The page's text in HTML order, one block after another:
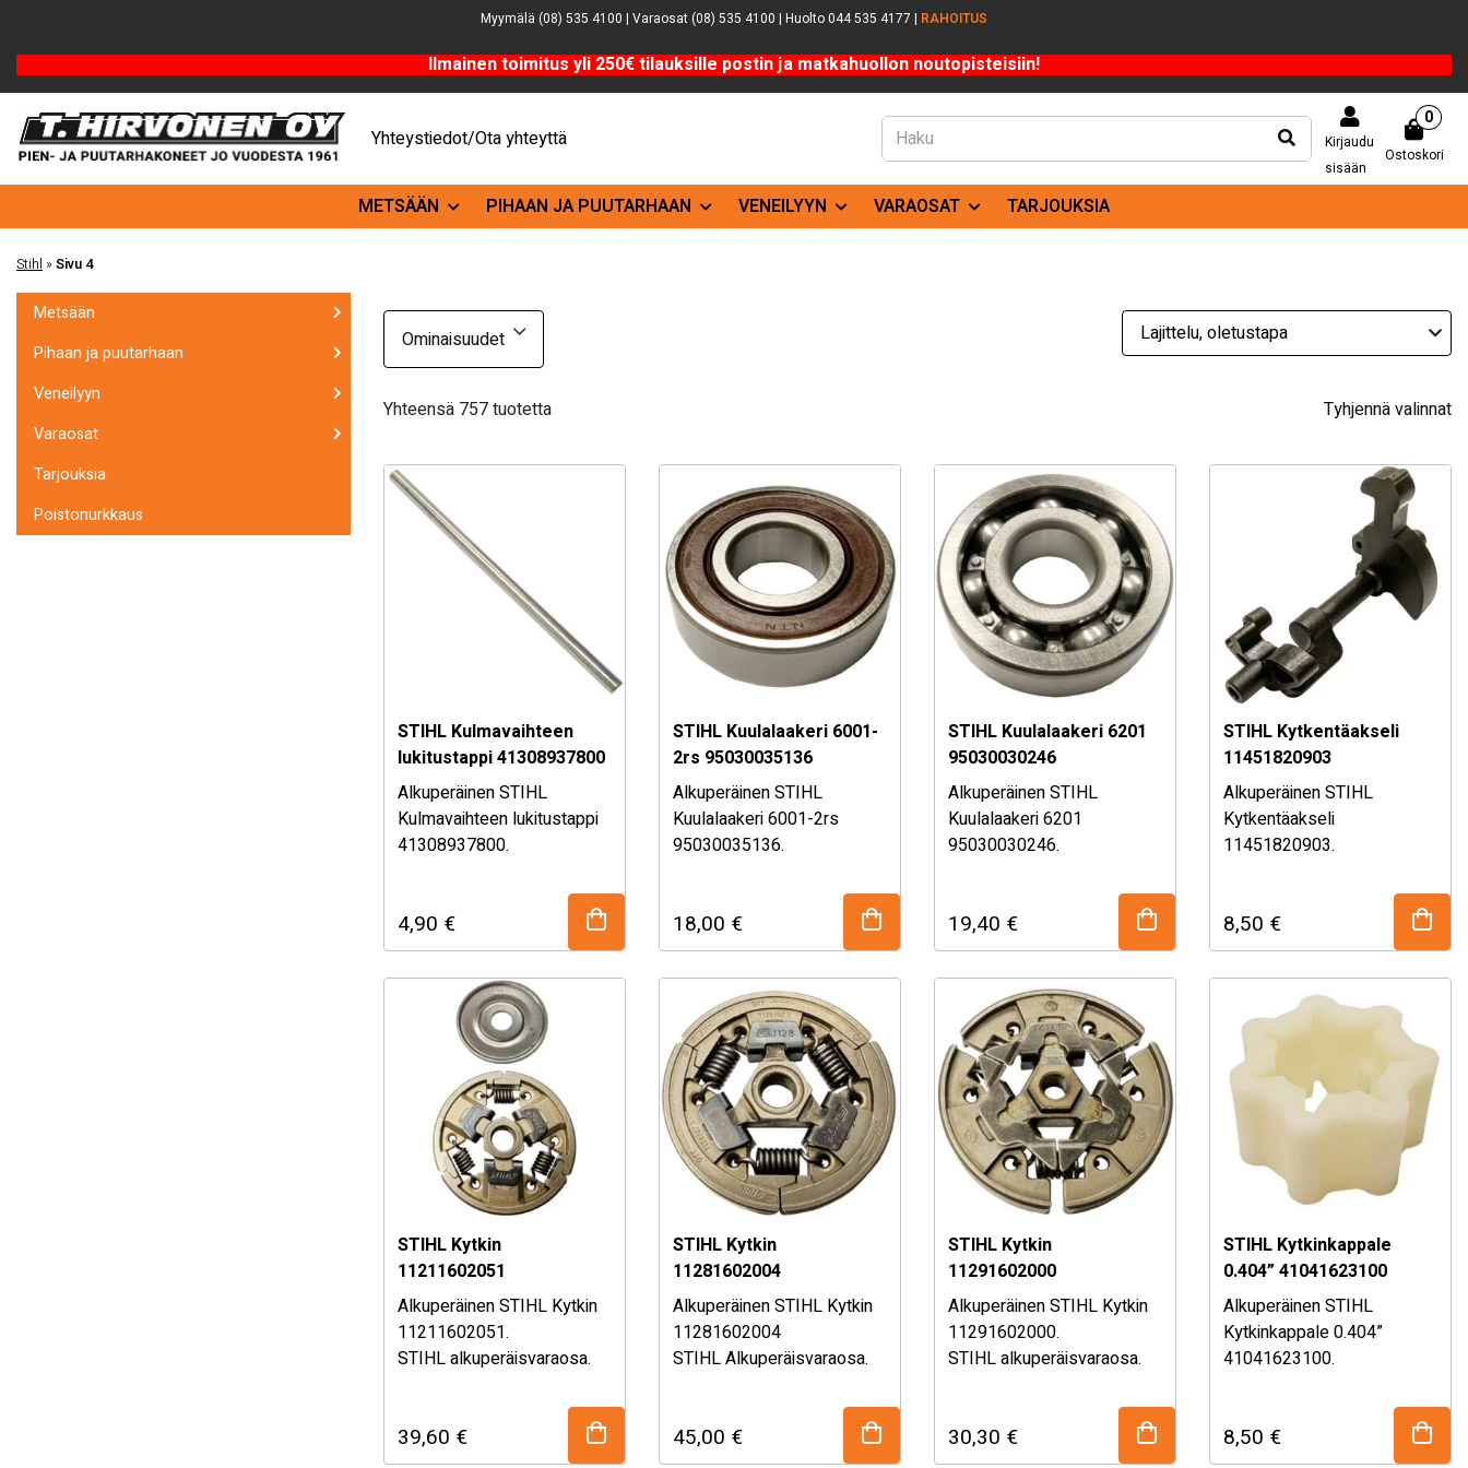
Myymälä (08) 535 4100 | Varaosat (08) 535 4100 | Huolto 044 535 4177 | RAHOITUS
Ilmainen toimitus yli 250€ tilauksille postin ja matkahuollon noutopisteisiin!
Yhteystiedot/Ota yhteyttä
Kirjaudu
sisään
Ostoskori
0
METSÄÄN PIHAAN JA PUUTARHAAN VENEILYYN VARAOSAT TARJOUKSIA
Stihl »Sivu 4
Metsään
Pihaan ja puutarhaan
Veneilyyn
Varaosat
Tarjouksia
Poistonurkkaus
Ominaisuudet
Yhteensä 757 tuotetta Tyhjennä valinnat
STIHL Kulmavaihteen
lukitustappi 41308937800
Alkuperäinen STIHL
Kulmavaihteen lukitustappi
41308937800.
Mikäli olet epävarma
osan sopivuudesta, kysy
myymälästämme!
4,90 €
STIHL Kuulalaakeri 6001-
2rs 95030035136
Alkuperäinen STIHL
Kuulalaakeri 6001-2rs
95030035136.
Katso sopivuustaulukko
alhaalta!
Mikäli olet epävarma
osan sopivuudesta, kysy
myymälästämme!
18,00 €
STIHL Kuulalaakeri 6201
95030030246
Alkuperäinen STIHL
Kuulalaakeri 6201
95030030246.
Katso sopivuustaulukko
alhaalta!
Mikäli olet epävarma
osan sopivuudesta, kysy
myymälästämme!
19,40 €
STIHL Kytkentäakseli
11451820903
Alkuperäinen STIHL
Kytkentäakseli
11451820903.
sopivuustaulukko alhaalta!
Mikäli olet epävarma
osan sopivuudesta, kysy
myymälästämme!
8,50 €
STIHL Kytkin
11211602051
Alkuperäinen STIHL Kytkin
11211602051.
STIHL alkuperäisvaraosa.
sopivuustaulukko alhaalta!
Mikäli olet epävarma
39,60 €
STIHL Kytkin
11281602004
Alkuperäinen STIHL Kytkin
11281602004
STIHL Alkuperäisvaraosa.
sopivuustaulukko alhaalta!
Mikäli olet epävarma
45,00 €
STIHL Kytkin
11291602000
Alkuperäinen STIHL Kytkin
11291602000.
STIHL alkuperäisvaraosa.
Mikäli olet epävarma
30,30 €
STIHL Kytkinkappale
0.404” 41041623100
Alkuperäinen STIHL
Kytkinkappale 0.404”
41041623100.
Katso sopivuustaulukko
alhaalta!
8,50 €